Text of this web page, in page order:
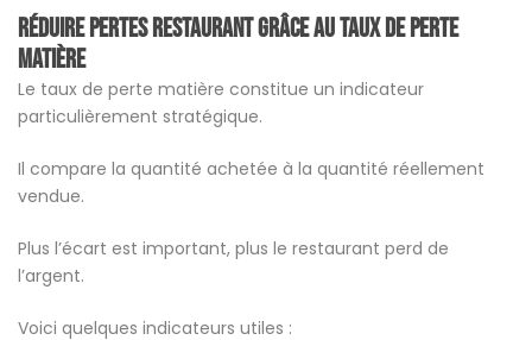
Réduire pertes restaurant grâce au taux de perte
matière
Le taux de perte matière constitue un indicateur
particulièrement stratégique.
Il compare la quantité achetée à la quantité réellement
vendue.
Plus l’écart est important, plus le restaurant perd de
l’argent.
Voici quelques indicateurs utiles :